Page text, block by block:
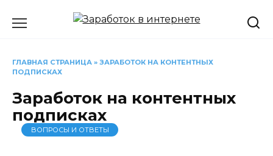
ГЛАВНАЯ СТРАНИЦА » ЗАРАБОТОК НА КОНТЕНТНЫХ
ПОДПИСКАХ
Заработок на контентных
подписках
ВОПРОСЫ И ОТВЕТЫ